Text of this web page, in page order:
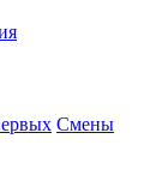
Смены